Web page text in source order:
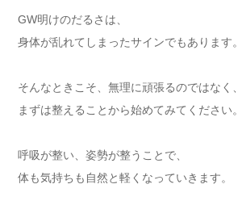
GW明けのだるさは、
身体が乱れてしまったサインでもあります。
そんなときこそ、無理に頑張るのではなく、
まずは整えることから始めてみてください。
呼吸が整い、姿勢が整うことで、
体も気持ちも自然と軽くなっていきます。